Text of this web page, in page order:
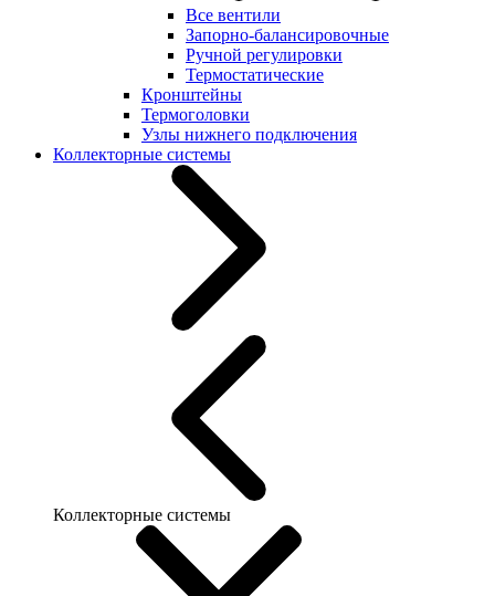
Все вентили
Запорно-балансировочные
Ручной регулировки
Термостатические
Кронштейны
Термоголовки
Узлы нижнего подключения
Коллекторные системы
Коллекторные системы